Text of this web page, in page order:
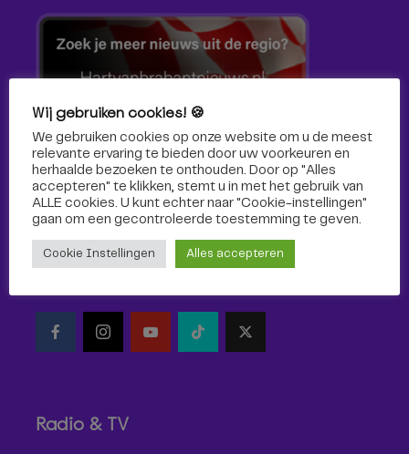
Volg ons!
Volg Omroep Tilburg niet alleen hier, maar ook via social
Radio & TV
Wij gebruiken cookies! 🍪
We gebruiken cookies op onze website om u de meest
relevante ervaring te bieden door uw voorkeuren en
herhaalde bezoeken te onthouden. Door op "Alles
accepteren" te klikken, stemt u in met het gebruik van
ALLE cookies. U kunt echter naar "Cookie-instellingen"
gaan om een ​​gecontroleerde toestemming te geven.
Cookie Instellingen Alles accepteren